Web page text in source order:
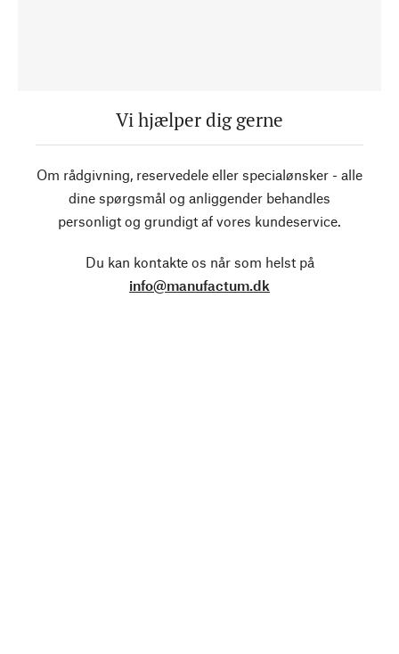
Vi hjælper dig gerne
Om rådgivning, reservedele eller specialønsker - alle
dine spørgsmål og anliggender behandles
personligt og grundigt af vores kundeservice.
Du kan kontakte os når som helst på
info@manufactum.dk